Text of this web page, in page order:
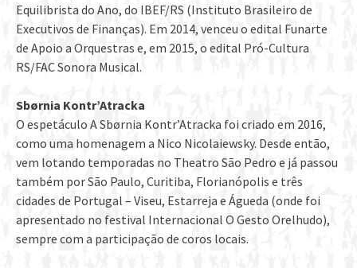
Equilibrista do Ano, do IBEF/RS (Instituto Brasileiro de
Executivos de Finanças). Em 2014, venceu o edital Funarte
de Apoio a Orquestras e, em 2015, o edital Pró-Cultura
RS/FAC Sonora Musical.
Sbørnia Kontr’Atracka
O espetáculo A Sbørnia Kontr’Atracka foi criado em 2016,
como uma homenagem a Nico Nicolaiewsky. Desde então,
vem lotando temporadas no Theatro São Pedro e já passou
também por São Paulo, Curitiba, Florianópolis e três
cidades de Portugal – Viseu, Estarreja e Águeda (onde foi
apresentado no festival Internacional O Gesto Orelhudo),
sempre com a participação de coros locais.